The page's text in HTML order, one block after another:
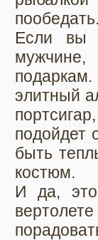
пообедать.
Если вы
мужчине,
элитный
подойдет
быть
костюм.
И да,